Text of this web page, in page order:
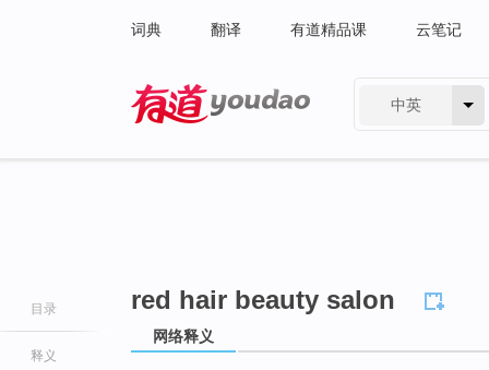
词典 翻译 有道精品课 云笔记
中英
目录
释义
red hair beauty salon
网络释义